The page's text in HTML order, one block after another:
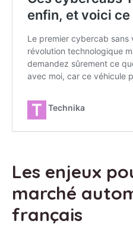
Les enjeux
marché
français